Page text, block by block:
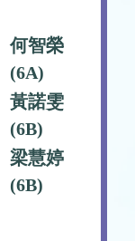
何智榮
(6A)
黃諾雯
(6B)
梁慧婷
(6B)